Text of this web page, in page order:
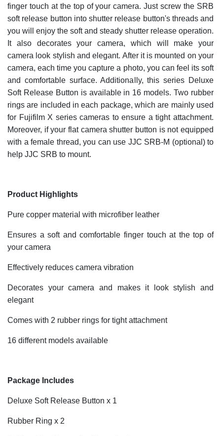
finger touch at the top of your camera. Just screw the SRB
soft release button into shutter release button's threads and
you will enjoy the soft and steady shutter release operation.
It also decorates your camera, which will make your
camera look stylish and elegant. After it is mounted on your
camera, each time you capture a photo, you can feel its soft
and comfortable surface. Additionally, this series Deluxe
Soft Release Button is available in 16 models. Two rubber
rings are included in each package, which are mainly used
for Fujifilm X series cameras to ensure a tight attachment.
Moreover, if your flat camera shutter button is not equipped
with a female thread, you can use JJC SRB-M (optional) to
help JJC SRB to mount.
Product Highlights
Pure copper material with microfiber leather
Ensures a soft and comfortable finger touch at the top of
your camera
Effectively reduces camera vibration
Decorates your camera and makes it look stylish and
elegant
Comes with 2 rubber rings for tight attachment
16 different models available
Package Includes
Deluxe Soft Release Button x 1
Rubber Ring x 2